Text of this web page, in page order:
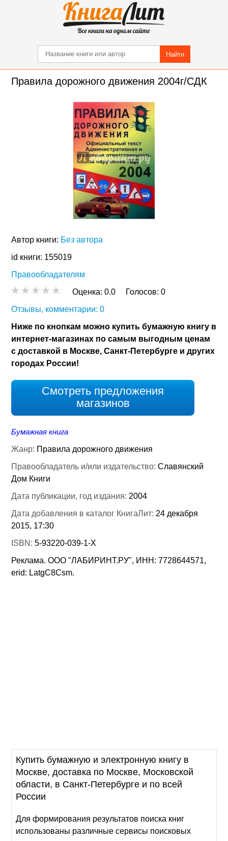
Найти
Правила дорожного движения 2004г/СДК
Автор книги: Без автора
id книги: 155019
Правообладателям
Оценка:0.0 Голосов:0
Отзывы, комментарии: 0
Ниже по кнопкам можно купить бумажную книгу в
интернет-магазинах по самым выгодным ценам
с доставкой в Москве, Санкт-Петербурге и других
городах России!
Смотреть предложения
магазинов
Бумажная книга
Жанр: Правила дорожного движения
Правообладатель и/или издательство:Славянский
Дом Книги
Дата публикации, год издания: 2004
Дата добавления в каталог КнигаЛит: 24 декабря
2015, 17:30
ISBN:5-93220-039-1-Х
Реклама. ООО "ЛАБИРИНТ.РУ", ИНН: 7728644571,
erid: LatgC8Csm.
Купить бумажную и электронную книгу в
Москве, доставка по Москве, Московской
области, в Санкт-Петербурге и по всей
России
Для формирования результатов поиска книг
использованы различные сервисы поисковых